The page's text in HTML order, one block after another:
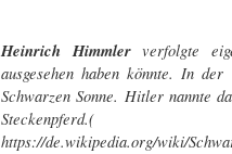
Heinrich Himmlerverfolgte
ausgesehen haben könnte. In
Schwarzen Sonne. Hitler nannte
Steckenpferd.(
https://de.wikipedia.org/wiki/